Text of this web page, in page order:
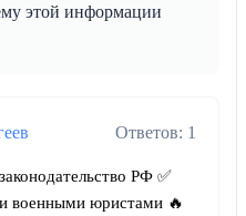
этой информации
Ответов: 1
РФ ✅
военными юристами 🔥